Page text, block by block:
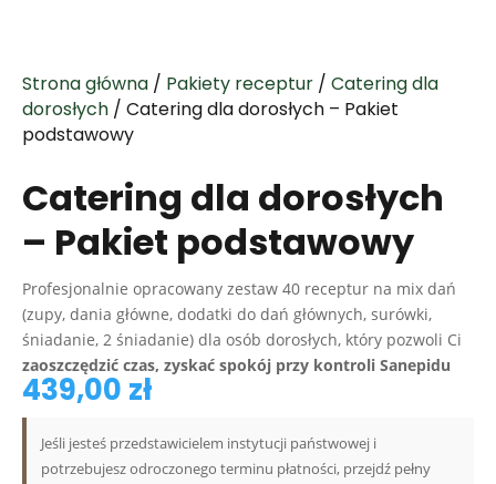
Strona główna / Pakiety receptur / Catering dla
dorosłych / Catering dla dorosłych – Pakiet
podstawowy
Catering dla dorosłych
– Pakiet podstawowy
Profesjonalnie opracowany zestaw 40 receptur na mix dań
(zupy, dania główne, dodatki do dań głównych, surówki,
śniadanie, 2 śniadanie) dla osób dorosłych, który pozwoli Ci
zaoszczędzić czas, zyskać spokój przy kontroli Sanepidu
439,00 zł
Jeśli jesteś przedstawicielem instytucji państwowej i
potrzebujesz odroczonego terminu płatności, przejdź pełny